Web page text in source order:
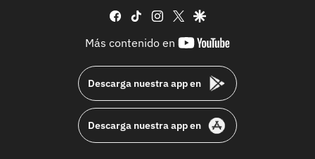
facebook
tiktok instagram
twittergoogle
Más contenido en
youtube-
Descarga nuestra app en
Descarga nuestra app en